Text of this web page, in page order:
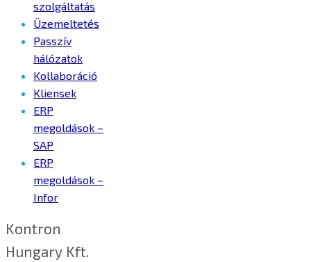
szolgáltatás
Üzemeltetés
Passzív
hálózatok
Kollaboráció
Kliensek
ERP
megoldások –
SAP
ERP
megoldások –
Infor
Kontron
Hungary Kft.